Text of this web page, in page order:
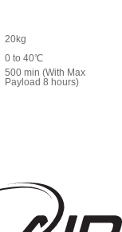
20kg
0 to 40℃
500 min (With Max
Payload 8 hours)